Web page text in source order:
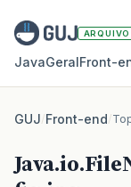
ARQUIVO
JavaGeral
GUJ/Front-end/